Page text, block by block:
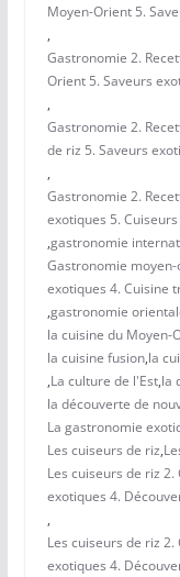
Moyen-Orient 5.
,
Gastronomie 2.
Orient 5. Saveurs
,
Gastronomie 2.
de riz 5. Saveurs
,
Gastronomie 2.
exotiques 5.
,gastronomie
Gastronomie
exotiques 4. Cuisine
,gastronomie
la cuisine du Moyen-
la cuisine fusion,la
,La culture de l'Est,la
la découverte de
La gastronomie
Les cuiseurs de riz,
Les cuiseurs de riz
exotiques 4.
,
Les cuiseurs de riz
exotiques 4.